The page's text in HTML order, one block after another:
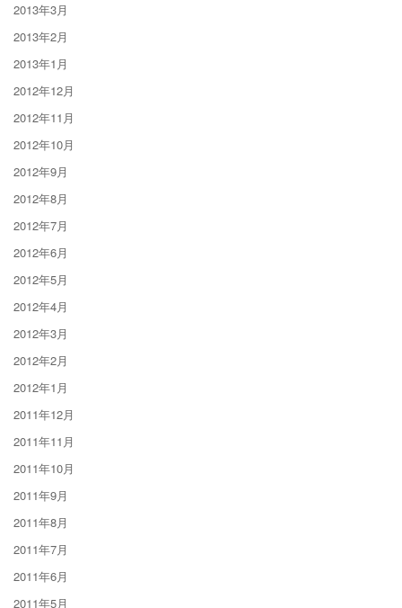
2013年3月
2013年2月
2013年1月
2012年12月
2012年11月
2012年10月
2012年9月
2012年8月
2012年7月
2012年6月
2012年5月
2012年4月
2012年3月
2012年2月
2012年1月
2011年12月
2011年11月
2011年10月
2011年9月
2011年8月
2011年7月
2011年6月
2011年5月